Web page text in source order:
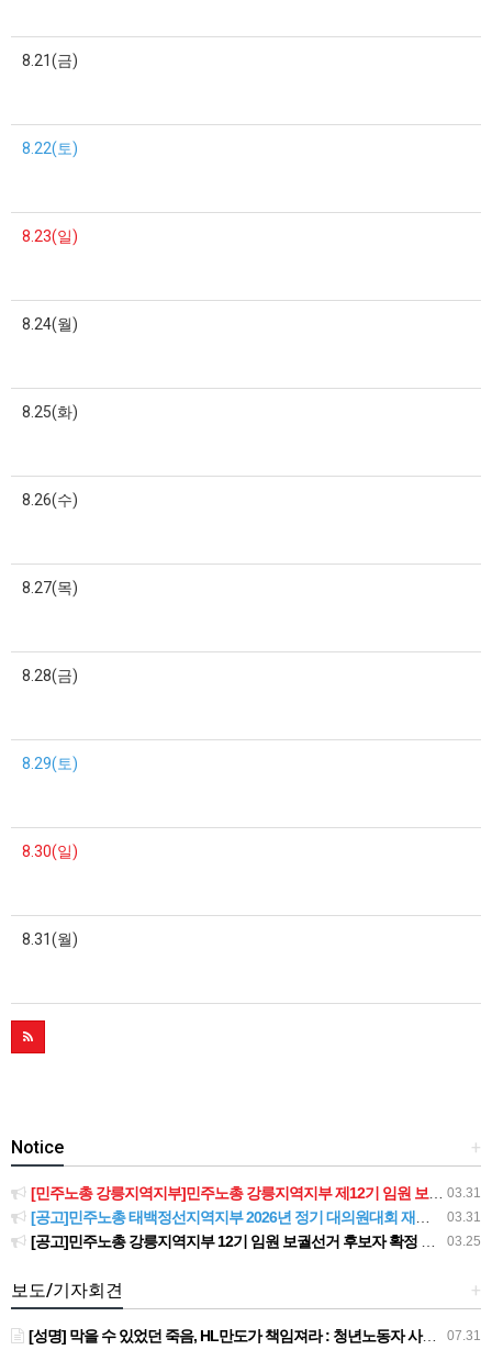
8.21(금)
8.22(토)
8.23(일)
8.24(월)
8.25(화)
8.26(수)
8.27(목)
8.28(금)
8.29(토)
8.30(일)
8.31(월)
+
Notice
03.31
[민주노총 강릉지역지부]민주노총 강릉지역지부 제12기 임원 보궐선거결과 공고
03.31
[공고]민주노총 태백정선지역지부 2026년 정기 대의원대회 재소집 건
03.25
[공고]민주노총 강릉지역지부 12기 임원 보궐선거 후보자 확정 공고
+
보도/기자회견
07.31
[성명] 막을 수 있었던 죽음, HL만도가 책임져라 : 청년노동자 사망사고의 철저한 진상규명과 재발방지 대책 마련하라